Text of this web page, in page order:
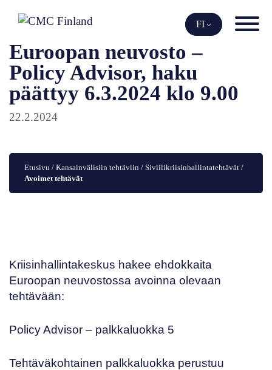
sisältöön
FI
Euroopan neuvosto –
Policy Advisor, haku
päättyy 6.3.2024 klo 9.00
22.2.2024
Etusivu / Kansainvälisiin tehtäviin / Siviilikriisinhallintatehtävät
Avoimet tehtävät
Kriisinhallintakeskus hakee ehdokkaita
Euroopan neuvostossa avoinna olevaan
tehtävään:
Policy Advisor – palkkaluokka 5
Tehtäväkohtainen palkkaluokka perustuu